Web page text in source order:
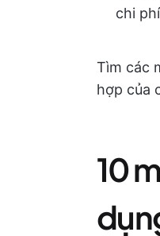
chi phí
Tìm các
hợp của
10